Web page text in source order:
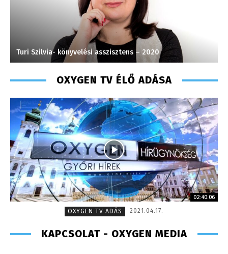
Turi Szilvia- könyvelési asszisztens – 2020
OXYGEN TV ÉLŐ ADÁSA
02:40:06
OXYGEN TV ADÁS
2021.04.17.
KAPCSOLAT - OXYGEN MEDIA